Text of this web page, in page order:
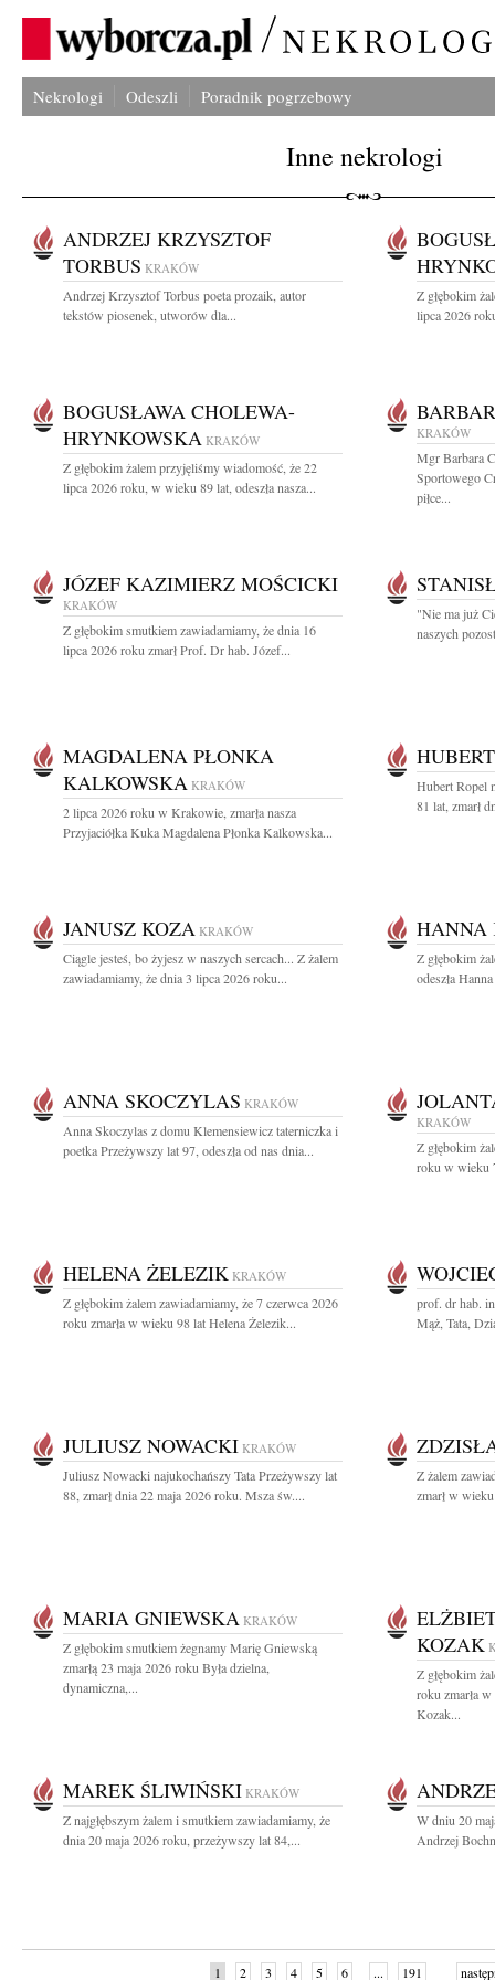
Nekrologi Odeszli Poradnik pogrzebowy
Inne nekrologi
ANDRZEJ KRZYSZTOF
TORBUS KRAKÓW
Andrzej Krzysztof Torbus poeta prozaik, autor
tekstów piosenek, utworów dla...
Z głębokim
lipca 2026
BOGUSŁAWA CHOLEWA-
HRYNKOWSKA KRAKÓW
Z głębokim żalem przyjęliśmy wiadomość, że 22
lipca 2026 roku, w wieku 89 lat, odeszła nasza...
KRAKÓW
Mgr Barbara
Sportowego
piłce...
JÓZEF KAZIMIERZ MOŚCICKI
KRAKÓW
Z głębokim smutkiem zawiadamiamy, że dnia 16
lipca 2026 roku zmarł Prof. Dr hab. Józef...
"Nie ma już
naszych
MAGDALENA PŁONKA
KALKOWSKA KRAKÓW
2 lipca 2026 roku w Krakowie, zmarła nasza
Przyjaciółka Kuka Magdalena Płonka Kalkowska...
Hubert Ropel
81 lat, zmarł
JANUSZ KOZA KRAKÓW
Ciągle jesteś, bo żyjesz w naszych sercach... Z żalem
zawiadamiamy, że dnia 3 lipca 2026 roku...
HANNA
Z głębokim
odeszła
ANNA SKOCZYLAS KRAKÓW
Anna Skoczylas z domu Klemensiewicz taterniczka i
poetka Przeżywszy lat 97, odeszła od nas dnia...
KRAKÓW
Z głębokim
roku w wieku
HELENA ŻELEZIK KRAKÓW
Z głębokim żalem zawiadamiamy, że 7 czerwca 2026
roku zmarła w wieku 98 lat Helena Żelezik...
prof. dr hab.
Mąż, Tata,
JULIUSZ NOWACKI KRAKÓW
Juliusz Nowacki najukochańszy Tata Przeżywszy lat
88, zmarł dnia 22 maja 2026 roku. Msza św....
Z żalem
zmarł w
MARIA GNIEWSKA KRAKÓW
Z głębokim smutkiem żegnamy Marię Gniewską
zmarłą 23 maja 2026 roku Była dzielna,
dynamiczna,...
KOZAK
Z głębokim
roku zmarła
Kozak...
MAREK ŚLIWIŃSKI KRAKÓW
Z najgłębszym żalem i smutkiem zawiadamiamy, że
dnia 20 maja 2026 roku, przeżywszy lat 84,...
W dniu 20
Andrzej
1 2 3 4 5 6 ... 191